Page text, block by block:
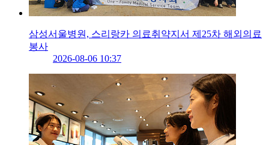
삼성서울병원, 스리랑카 의료취약지서 제25차 해외의료
봉사
2026-08-06 10:37